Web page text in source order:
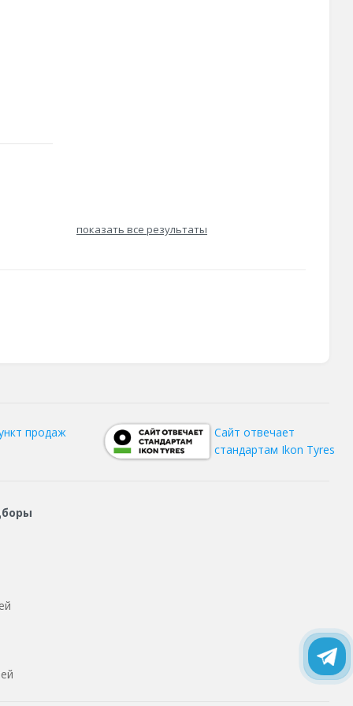
показать все результаты
продаж
Сайт отвечает
стандартам Ikon Tyres